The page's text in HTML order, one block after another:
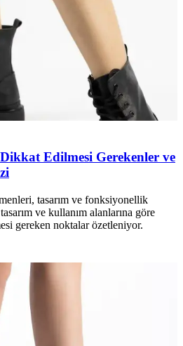
Edilmesi Gerekenler ve
tasarım ve fonksiyonellik
ve kullanım alanlarına göre
gereken noktalar özetleniyor.